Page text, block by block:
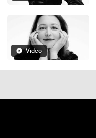
Video